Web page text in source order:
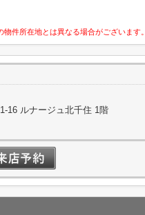
件所在地とは異なる場合がございます。
16 ルナージュ北千住 1階